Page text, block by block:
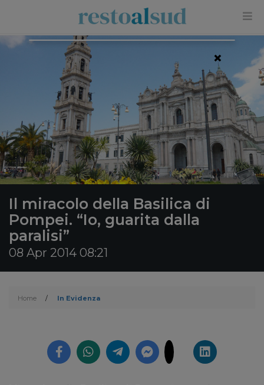
Il miracolo della Basilica di
Pompei. “Io, guarita dalla
paralisi”
08 Apr 2014 08:21
Home / In Evidenza
×